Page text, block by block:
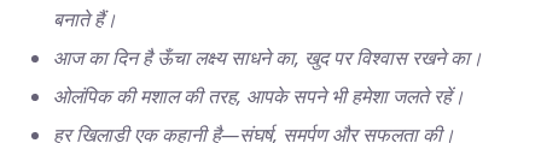
बनाते हैं।
आज का दिन है ऊँचा लक्ष्य साधने का, खुद पर विश्वास रखने का।
ओलंपिक की मशाल की तरह, आपके सपने भी हमेशा जलते रहें।
हर खिलाड़ी एक कहानी है—संघर्ष, समर्पण और सफलता की।